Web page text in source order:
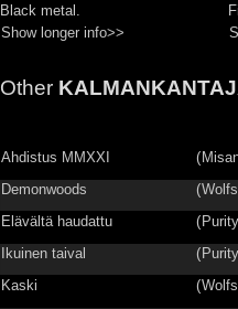
Black metal.
Show longer info>>
Other
Ahdistus MMXXI (
Demonwoods
(
Elävältä haudattu
(
Ikuinen taival
(
Kaski
(